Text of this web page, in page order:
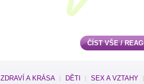
ČÍST VŠE /
ZDRAVÍ A KRÁSA DĚTI SEX A VZTAHY